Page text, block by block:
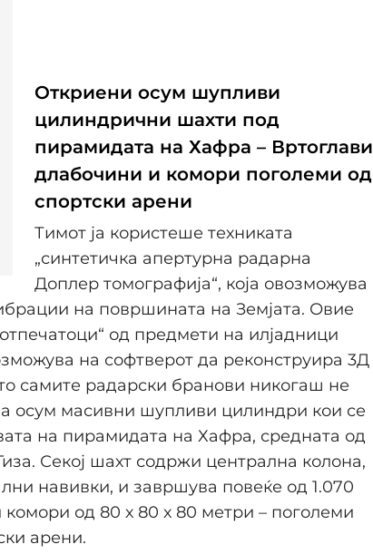
Откриени осум шупливи
цилиндрични шахти под
пирамидата на Хафра – Вртоглави
длабочини и комори поголеми од
спортски арени
Тимот ја користеше техниката
„синтетичка апертурна радарна
Доплер томографија“, која овозможува
на површината на Земјата. Овие
од предмети на илјадници
на софтверот да реконструира 3Д
самите радарски бранови никогаш не
осум масивни шупливи цилиндри кои се
на пирамидата на Хафра, средната од
Секој шахт содржи централна колона,
навивки, и завршува повеќе од 1.070
од 80 х 80 х 80 метри – поголеми
арени.